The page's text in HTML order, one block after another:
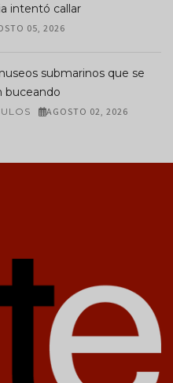
intentó callar
05, 2026
submarinos que se
buceando
AGOSTO 02, 2026